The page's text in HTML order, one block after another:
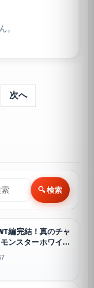
。
次へ
🔍 検索
編完結！真のチャ
ンスターホワイト